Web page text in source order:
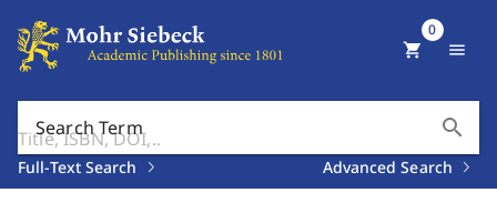
Search Term search
Full-Text Search Advanced Search
shopping_cart
0
menu